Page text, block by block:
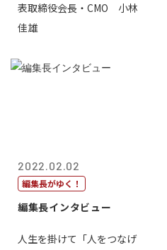
表取締役会長・CMO 小林
佳雄
2022.02.02
編集長がゆく！
編集長インタビュー
人生を掛けて「人をつなげ